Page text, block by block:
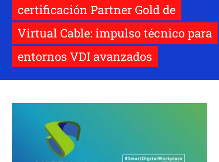
certificación Partner Gold de
Virtual Cable: impulso técnico para
entornos VDI avanzados